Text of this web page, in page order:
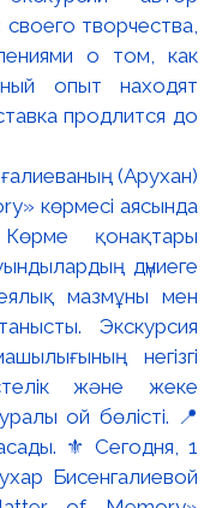
(Арухан)
көрмесі аясында
қонақтары
дүниеге
мазмұны мен
Экскурсия
негізгі
және жеке
ой бөлісті. 📍
⚜️ Сегодня, 1
Бисенгалиевой